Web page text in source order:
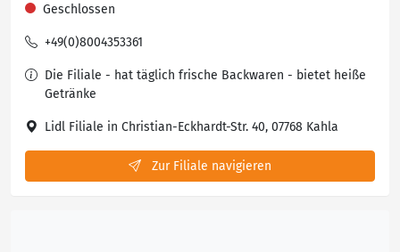
Geschlossen
+49(0)8004353361
Die Filiale - hat täglich frische Backwaren - bietet heiße
Getränke
Lidl Filiale in Christian-Eckhardt-Str. 40, 07768 Kahla
Zur Filiale navigieren